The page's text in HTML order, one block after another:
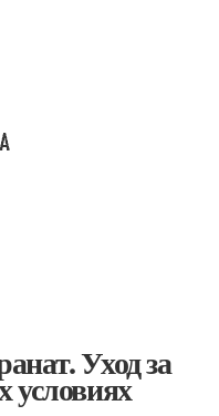
Уход за
условиях